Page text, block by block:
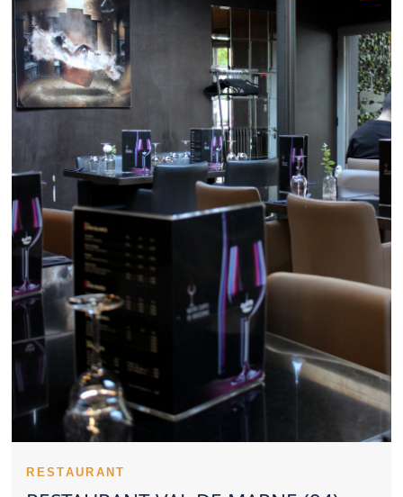
Val de Marne. La localisation d’un Restaurant Val de Marne joue
souvent sur la décision finale. À l’heure du déjeuner, un
Restaurant Val de Marne bien organisé est souvent privilégié. Le
soir, un Restaurant Val de Marne chaleureux attire ceux qui
recherchent un bon moment. Un Restaurant Val de Marne calme
et structuré facilite les repas d’affaires. Un Restaurant Val de
Marne attractif propose généralement un bon niveau de qualité
pour son tarif. Les spécialités proposées par un Restaurant Val
de Marne peuvent créer une vraie identité. Un Restaurant Val de
Marne sérieux veille à maintenir le même niveau d’exigence.
L’opinion des clients constitue un indicateur intéressant pour
évaluer un Restaurant Val de Marne. Un Restaurant Val de
Marne peut choisir une identité gourmande authentique ou
contemporaine. La réservation améliore souvent le confort
lorsqu’on vise un Restaurant Val de Marne connu. Un
Restaurant Val de Marne qui pense aux familles élargit son
attractivité. Le charme d’un Restaurant Val de Marne participe à
la réussite d’un dîner romantique. Le dressage des plats soutient
l’identité haut de gamme d’un Restaurant Val de Marne.
L’hygiène fait partie des éléments essentiels pour évaluer un
Restaurant Val de Marne. Un bon Restaurant Val de Marne se
juge sur la qualité globale de sa proposition.
Un Restaurant Val de Marne peut attirer l’attention grâce à la
qualité de son offre. L’identité d’un Restaurant Val de Marne se
perçoit souvent dès l’arrivée. Un service attentif améliore
instantanément l’image d’un Restaurant Val de Marne. Le savoir-
de Marne. Les premières saveurs testées dans un Restaurant
RESTAURANT